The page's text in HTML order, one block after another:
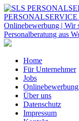
Home
Für Unternehmer
Jobs
Onlinebewerbung
Über uns
Datenschutz
Impressum